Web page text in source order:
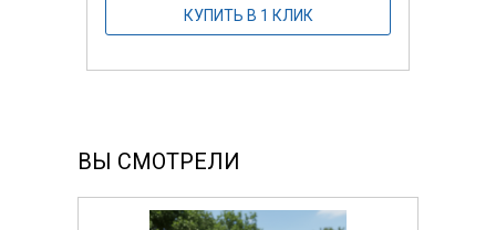
КУПИТЬ В 1 КЛИК
ВЫ СМОТРЕЛИ